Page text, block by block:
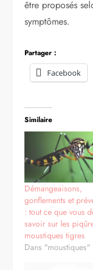
être proposés
symptômes.
Partager :
Facebook
Similaire
Démangeaisons,
gonflements et
: tout ce que vous
savoir sur les
moustiques tigres
Dans "moustiques"